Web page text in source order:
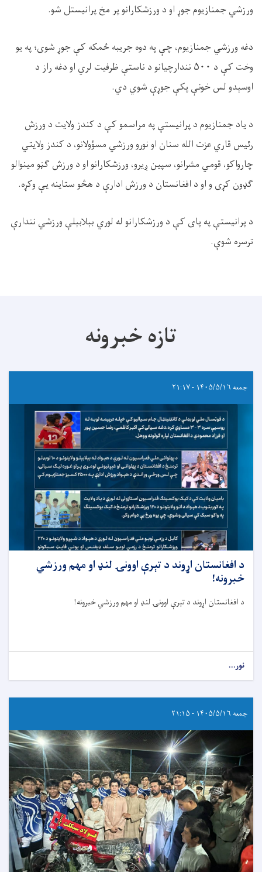
ورزشي جمنازیوم جوړ او د ورزشکارانو پر مخ پرانیستل شو.
دغه ورزشي جمنازیوم، چې په دوه جریبه ځمکه کې جوړ شوی؛ په یو
وخت کې د ۵۰۰ نندارچیانو د ناستې ظرفیت لري او دغه راز د
اوسېدو لس خونې پکې جوړې شوي دي.
د یاد جمنازیوم د پرانیستې په مراسمو کې د کندز ولایت د ورزش
رئیس قاري عزت الله سنان او نورو ورزشي مسؤولانو، د کندز ولایتي
چارواکو، قومي مشرانو، سپین ږیرو، ورزشکارانو او د ورزش ګڼو مینوالو
ګډون کړی و او د افغانستان د ورزش ادارې د هڅو ستاینه یې وکړه.
د پرانیستې په پای کې د ورزشکارانو له لوري بېلابېلې ورزشي نندارې
ترسره شوې.
تازه خبرونه
جمعه ۱۴۰۵/۵/۱۶ - ۲۱:۱۷
د افغانستان اړوند د تېرې اوونۍ لنډ او مهم ورزشي
خبرونه!
د افغانستان اړوند د تېرې اوونۍ لنډ او مهم ورزشي خبرونه!
نور...
جمعه ۱۴۰۵/۵/۱۶ - ۲۱:۱۵